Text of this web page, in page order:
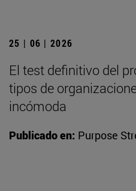
25 | 06 | 2026
El test definitivo del
tipos de
incómoda
Publicado en: Purpose